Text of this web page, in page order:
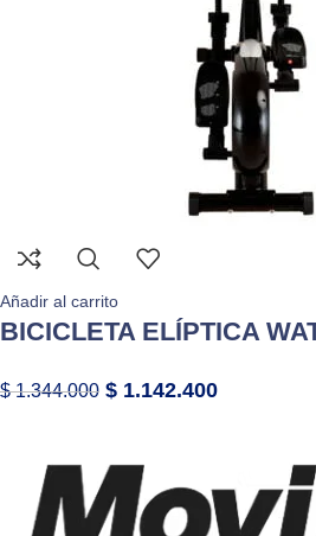
Añadir al carrito
BICICLETA ELÍPTICA
$1.344.000 $ 1.142.400